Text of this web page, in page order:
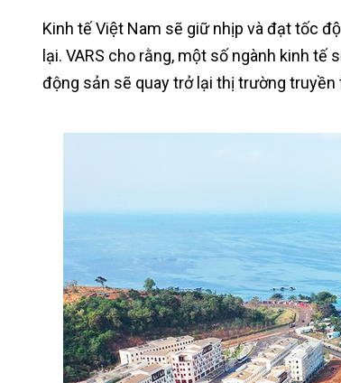
Kinh tế Việt Nam sẽ giữ nhịp và đạt tốc
lại. VARS cho rằng, một số ngành kinh
động sản sẽ quay trở lại thị trường truyền